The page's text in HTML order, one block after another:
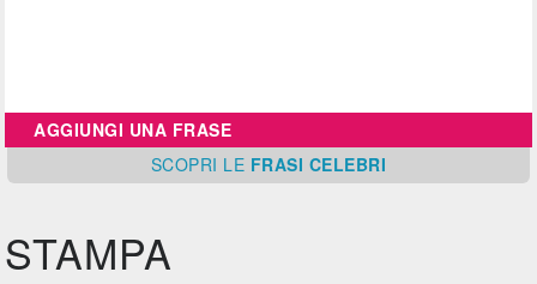
AGGIUNGI UNA FRASE
SCOPRI LE FRASI CELEBRI
STAMPA